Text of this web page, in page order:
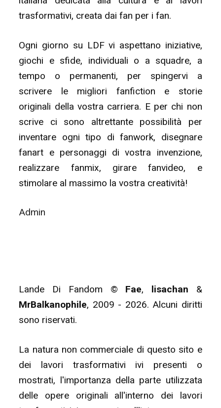
trasformativi, creata dai fan per i fan.
Ogni giorno su LDF vi aspettano iniziative,
giochi e sfide, individuali o a squadre, a
tempo o permanenti, per spingervi a
scrivere le migliori fanfiction e storie
originali della vostra carriera. E per chi non
scrive ci sono altrettante possibilità per
inventare ogni tipo di fanwork, disegnare
fanart e personaggi di vostra invenzione,
realizzare fanmix, girare fanvideo, e
stimolare al massimo la vostra creatività!
Admin
Lande Di Fandom © Fae, lisachan &
MrBalkanophile, 2009 - 2026. Alcuni diritti
sono riservati.
La natura non commerciale di questo sito e
dei lavori trasformativi ivi presenti o
mostrati, l'importanza della parte utilizzata
delle opere originali all'interno dei lavori